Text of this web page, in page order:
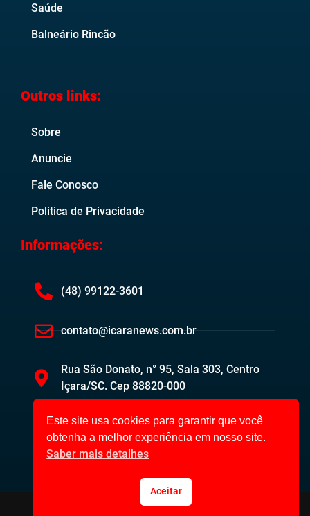
Saúde
Balneário Rincão
Outros links:
Sobre
Anuncie
Fale Conosco
Politica de Privacidade
Informações:
(48) 99122-3601
contato@icaranews.com.br
Rua São Donato, n° 95, Sala 303, Centro
Içara/SC. Cep 88820-000
Içara News ©2023. Todos os direitos reservados.
Este site usa cookies para garantir que você
obtenha a melhor experiência em nosso site.
Saber mais detalhes
Aceitar